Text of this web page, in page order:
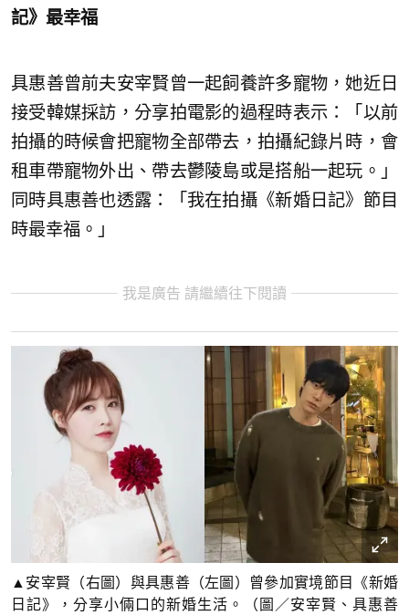
記》最幸福
具惠善曾前夫安宰賢曾一起飼養許多寵物，她近日
接受韓媒採訪，分享拍電影的過程時表示：「以前
拍攝的時候會把寵物全部帶去，拍攝紀錄片時，會
租車帶寵物外出、帶去鬱陵島或是搭船一起玩。」
同時具惠善也透露：「我在拍攝《新婚日記》節目
時最幸福。」
我是廣告 請繼續往下閱讀
▲安宰賢（右圖）與具惠善（左圖）曾參加實境節目《新婚
日記》，分享小倆口的新婚生活。（圖／安宰賢、具惠善